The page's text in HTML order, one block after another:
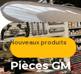
Nouveaux produits
Pièces GM